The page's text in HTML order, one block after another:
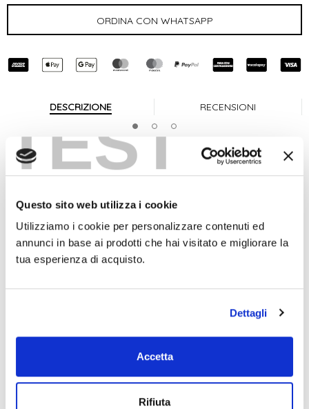
TEST
Questo sito web utilizza i cookie
Utilizziamo i cookie per personalizzare contenuti ed
annunci in base ai prodotti che hai visitato e migliorare la
tua esperienza di acquisto.
Dettagli
Accetta
Rifiuta
DESCRIZIONE RECENSIONI
Svuotatasche in pelle bicolore perfetto sulle consolle
all'ingresso di casa.
Quadrato interno: 12x12
Spedizione 24/48h GRATIS
pelle bicolore con cuciture a contrasto, perfetti come
idea regalosempre apprezzata da
tutti.